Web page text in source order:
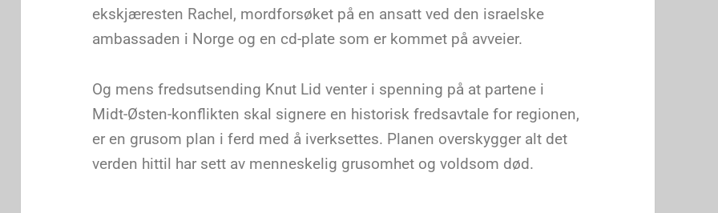
ekskjæresten Rachel, mordforsøket på en ansatt ved den israelske
ambassaden i Norge og en cd-plate som er kommet på avveier.
Og mens fredsutsending Knut Lid venter i spenning på at partene i
Midt-Østen-konflikten skal signere en historisk fredsavtale for regionen,
er en grusom plan i ferd med å iverksettes. Planen overskygger alt det
verden hittil har sett av menneskelig grusomhet og voldsom død.